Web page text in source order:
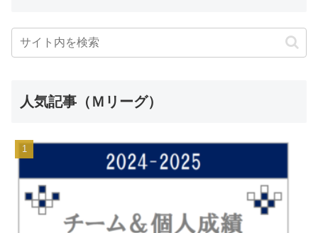
人気記事（Ｍリーグ）